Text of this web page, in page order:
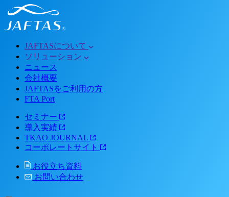
JAFTASについて
ソリューション
ニュース
会社概要
JAFTASをご利用の方
FTA Port
セミナー
導入実績
TKAO JOURNAL
コーポレートサイト
お役立ち資料
お問い合わせ